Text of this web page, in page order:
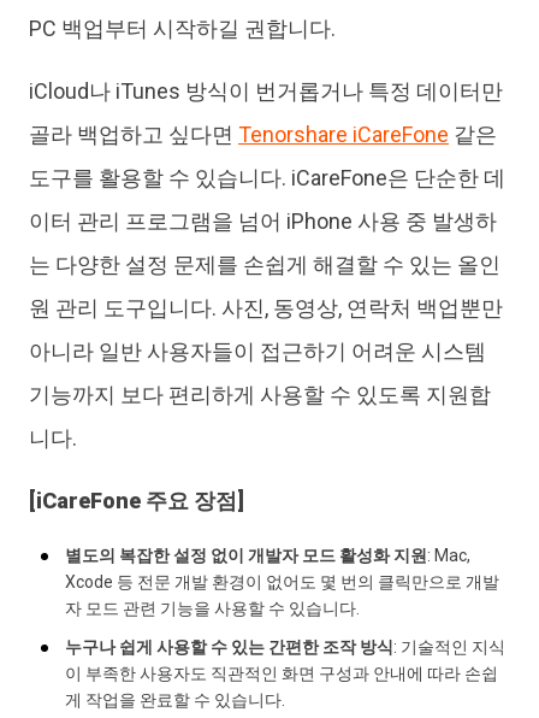
PC 백업부터 시작하길 권합니다.
iCloud나 iTunes 방식이 번거롭거나 특정 데이터만
골라 백업하고 싶다면 Tenorshare iCareFone 같은
도구를 활용할 수 있습니다. iCareFone은 단순한 데
이터 관리 프로그램을 넘어 iPhone 사용 중 발생하
는 다양한 설정 문제를 손쉽게 해결할 수 있는 올인
원 관리 도구입니다. 사진, 동영상, 연락처 백업뿐만
아니라 일반 사용자들이 접근하기 어려운 시스템
기능까지 보다 편리하게 사용할 수 있도록 지원합
니다.
[iCareFone 주요 장점]
별도의 복잡한 설정 없이 개발자 모드 활성화 지원 : Mac,
Xcode 등 전문 개발 환경이 없어도 몇 번의 클릭만으로 개발
자 모드 관련 기능을 사용할 수 있습니다.
누구나 쉽게 사용할 수 있는 간편한 조작 방식: 기술적인 지식
이 부족한 사용자도 직관적인 화면 구성과 안내에 따라 손쉽
게 작업을 완료할 수 있습니다.